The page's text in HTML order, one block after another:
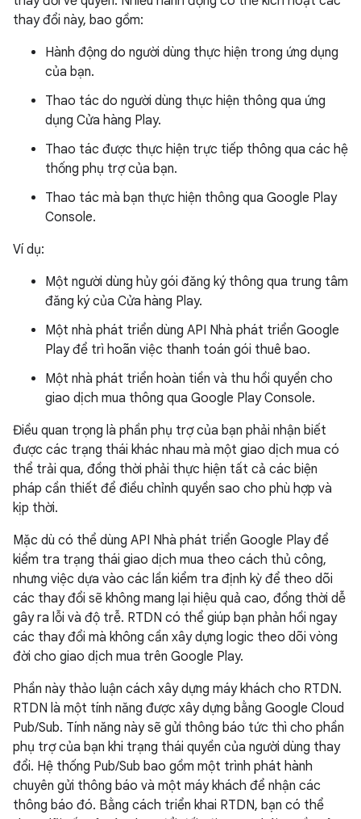
thay đổi này, bao gồm:
Hành động do người dùng thực hiện trong ứng dụng
của bạn.
Thao tác do người dùng thực hiện thông qua ứng
dụng Cửa hàng Play.
Thao tác được thực hiện trực tiếp thông qua các hệ
thống phụ trợ của bạn.
Thao tác mà bạn thực hiện thông qua Google Play
Console.
Ví dụ:
Một người dùng hủy gói đăng ký thông qua trung tâm
đăng ký của Cửa hàng Play.
Một nhà phát triển dùng API Nhà phát triển Google
Play để trì hoãn việc thanh toán gói thuê bao.
Một nhà phát triển hoàn tiền và thu hồi quyền cho
giao dịch mua thông qua Google Play Console.
Điều quan trọng là phần phụ trợ của bạn phải nhận biết
được các trạng thái khác nhau mà một giao dịch mua có
thể trải qua, đồng thời phải thực hiện tất cả các biện
pháp cần thiết để điều chỉnh quyền sao cho phù hợp và
kịp thời.
Mặc dù có thể dùng API Nhà phát triển Google Play để
kiểm tra trạng thái giao dịch mua theo cách thủ công,
nhưng việc dựa vào các lần kiểm tra định kỳ để theo dõi
các thay đổi sẽ không mang lại hiệu quả cao, đồng thời dễ
gây ra lỗi và độ trễ. RTDN có thể giúp bạn phản hồi ngay
các thay đổi mà không cần xây dựng logic theo dõi vòng
đời cho giao dịch mua trên Google Play.
Phần này thảo luận cách xây dựng máy khách cho RTDN.
RTDN là một tính năng được xây dựng bằng Google Cloud
Pub/Sub. Tính năng này sẽ gửi thông báo tức thì cho phần
phụ trợ của bạn khi trạng thái quyền của người dùng thay
đổi. Hệ thống Pub/Sub bao gồm một trình phát hành
chuyên gửi thông báo và một máy khách để nhận các
thông báo đó. Bằng cách triển khai RTDN, bạn có thể